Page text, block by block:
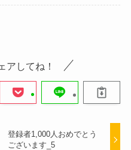
アしてね！
登録者1,000人おめでとう
ございます_5